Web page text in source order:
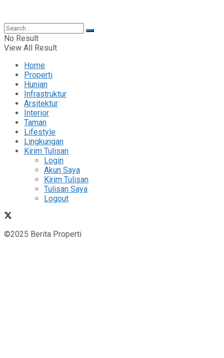
No Result
View All Result
Home
Properti
Hunian
Infrastruktur
Arsitektur
Interior
Taman
Lifestyle
Lingkungan
Kirim Tulisan
Login
Akun Saya
Kirim Tulisan
Tulisan Saya
Logout
©2025 Berita Properti